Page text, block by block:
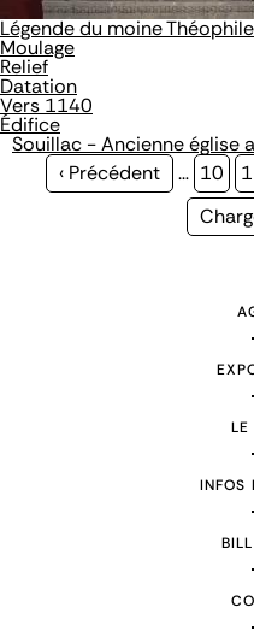
Légende du moine Théophile
Moulage
Relief
Datation
Vers 1140
Édifice
Souillac - Ancienne église
Page
‹ Précédent … Page
10
Page
LE
INFOS